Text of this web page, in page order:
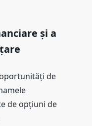
și a
de
de opțiuni de